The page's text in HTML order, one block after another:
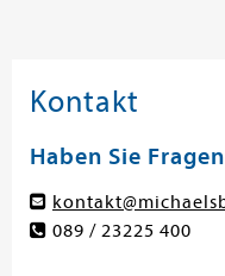
Kontakt
Haben Sie
089 / 23225 400